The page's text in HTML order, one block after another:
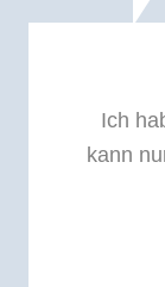
Ich
kann